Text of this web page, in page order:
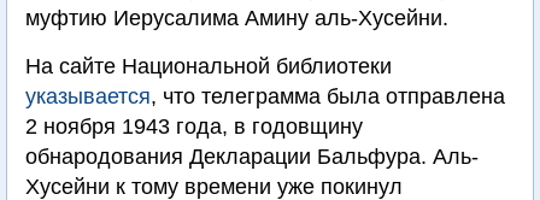
муфтию Иерусалима Амину аль-Хусейни.
На сайте Национальной библиотеки
указывается, что телеграмма была отправлена
2 ноября 1943 года, в годовщину
обнародования Декларации Бальфура. Аль-
Хусейни к тому времени уже покинул